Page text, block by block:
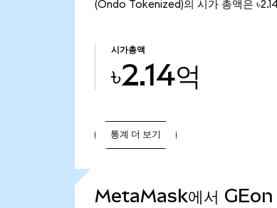
(Ondo Tokenized)의 시가 총액은
시가총액
৳2.14억
통계 더 보기
MetaMask에서 GEon